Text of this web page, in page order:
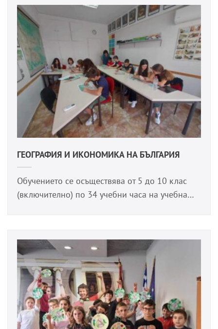
ГЕОГРАФИЯ И ИКОНОМИКА НА БЪЛГАРИЯ
Обучението се осъществява от 5 до 10 клас
(включително) по 34 учебни часа на учебна…